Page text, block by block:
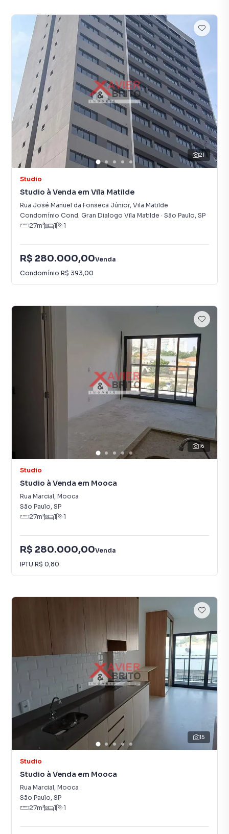
21
Studio
Studio à Venda em Vila Matilde
Rua José Manuel da Fonseca Júnior, Vila Matilde
Condomínio Cond. Gran Dialogo Vila Matilde · São Paulo, SP
27m² 1 1
R$ 280.000,00Venda
Condomínio R$ 393,00
16
Studio
Studio à Venda em Mooca
Rua Marcial, Mooca
São Paulo, SP
27m² 1 1
R$ 280.000,00Venda
IPTU R$ 0,80
15
Studio
Studio à Venda em Mooca
Rua Marcial, Mooca
São Paulo, SP
27m² 1 1